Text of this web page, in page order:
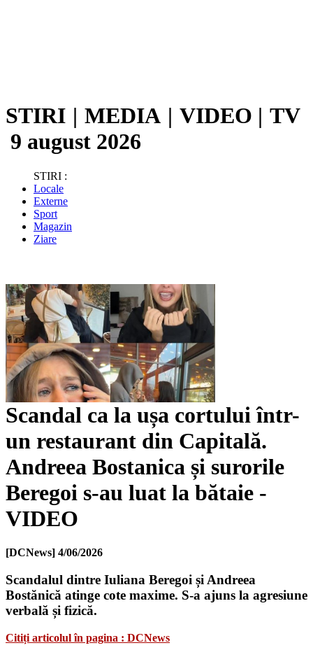
STIRI | MEDIA | VIDEO | TV
9 august 2026
STIRI :
Locale
Externe
Sport
Magazin
Ziare
Scandal ca la ușa cortului într-
un restaurant din Capitală.
Andreea Bostanica și surorile
Beregoi s-au luat la bătaie -
VIDEO
[DCNews] 4/06/2026
Scandalul dintre Iuliana Beregoi și Andreea
Bostănică atinge cote maxime. S-a ajuns la agresiune
verbală și fizică.
Citiți articolul în pagina : DCNews